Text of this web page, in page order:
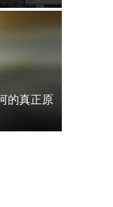
的真正原